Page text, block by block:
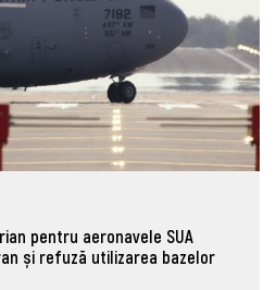
pentru aeronavele SUA
și refuză utilizarea bazelor